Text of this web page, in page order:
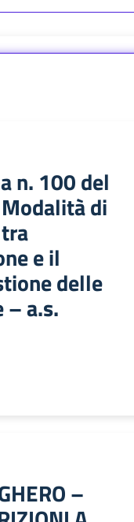
n. 100 del
di
e il
delle
a.s.
–